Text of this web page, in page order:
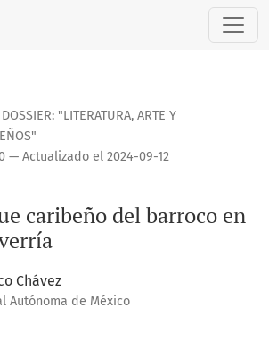
del barroco en Bolívar Echeverría
DOSSIER: "LITERATURA, ARTE Y
caribeño del barroco en
— Actualizado el 2024-09-12
Chávez
Autónoma de México